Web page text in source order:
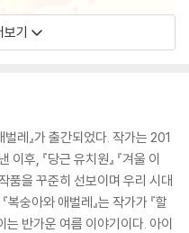
보기
레』가 출간되었다. 작가는 201
이후, 『당근 유치원』 『겨울 이
품을 꾸준히 선보이며 우리 시대
숭아와 애벌레』는 작가가 『할
는 반가운 여름 이야기이다. 아이